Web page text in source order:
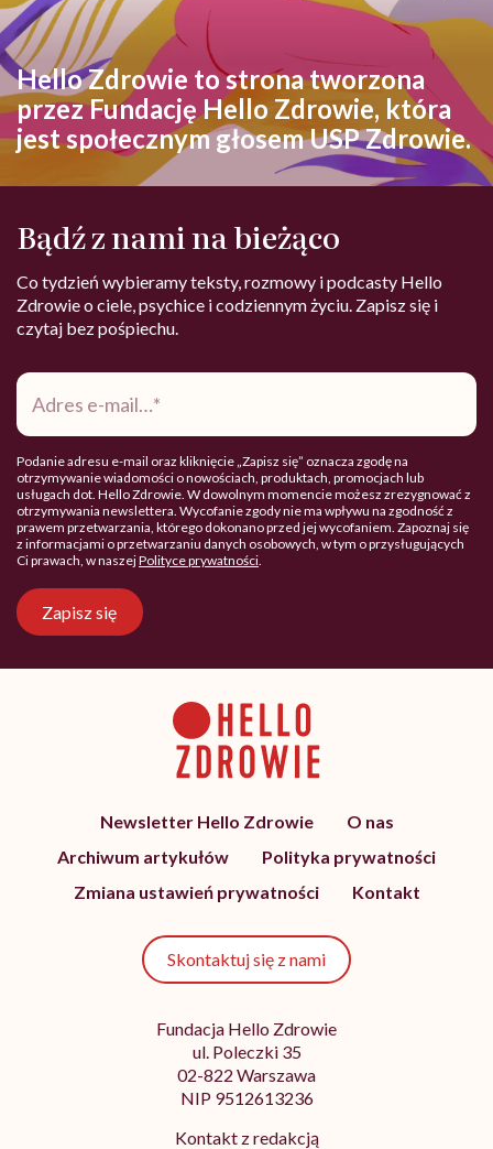
Hello Zdrowie to strona tworzona
przez Fundację Hello Zdrowie, która
jest społecznym głosem USP Zdrowie.
Bądź z nami na bieżąco
Co tydzień wybieramy teksty, rozmowy i podcasty Hello
Zdrowie o ciele, psychice i codziennym życiu. Zapisz się i
czytaj bez pośpiechu.
Adres
mail*
Podanie adresu e-mail oraz kliknięcie „Zapisz się” oznacza zgodę na
otrzymywanie wiadomości o nowościach, produktach, promocjach lub
usługach dot. Hello Zdrowie. W dowolnym momencie możesz zrezygnować z
otrzymywania newslettera. Wycofanie zgody nie ma wpływu na zgodność z
prawem przetwarzania, którego dokonano przed jej wycofaniem. Zapoznaj się
z informacjami o przetwarzaniu danych osobowych, w tym o przysługujących
Ci prawach, w naszejPolityce prywatności.
Zapisz się
Newsletter Hello Zdrowie
O nas
Archiwum artykułów
Polityka prywatności
Zmiana ustawień prywatności
Kontakt
Skontaktuj się z nami
Fundacja Hello Zdrowie
ul. Poleczki 35
02-822 Warszawa
NIP 9512613236
Kontakt z redakcją